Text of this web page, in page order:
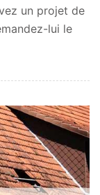
un projet de
lui le